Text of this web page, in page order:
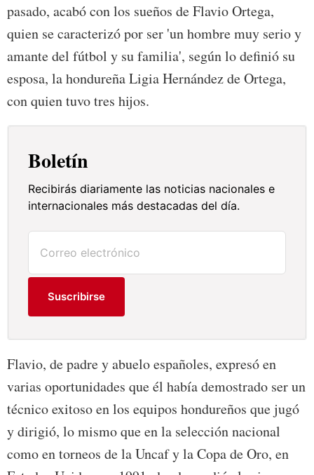
pasado, acabó con los sueños de Flavio Ortega,
quien se caracterizó por ser 'un hombre muy serio y
amante del fútbol y su familia', según lo definió su
esposa, la hondureña Ligia Hernández de Ortega,
con quien tuvo tres hijos.
Boletín
Recibirás diariamente las noticias nacionales e
internacionales más destacadas del día.
Suscribirse
Flavio, de padre y abuelo españoles, expresó en
varias oportunidades que él había demostrado ser un
técnico exitoso en los equipos hondureños que jugó
y dirigió, lo mismo que en la selección nacional
como en torneos de la Uncaf y la Copa de Oro, en